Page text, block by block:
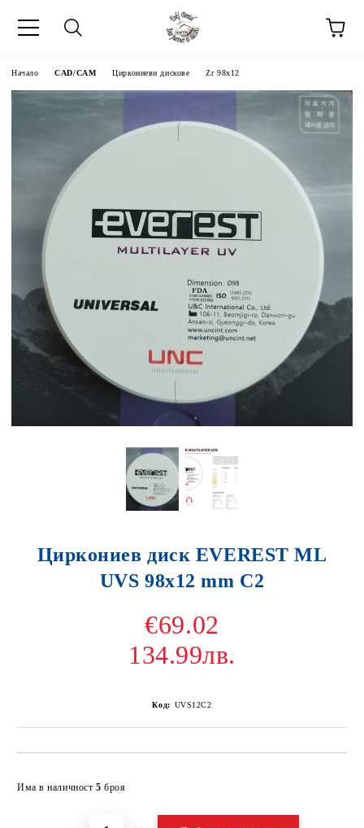
Начало CAD/CAM Циркониеви дискове Zr 98x12
Циркониев диск EVEREST ML
UVS 98x12 mm C2
€69.02
134.99лв.
Код: UVS12C2
Има в наличност 5 броя